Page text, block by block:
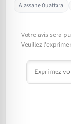
Alassane Ouattara
Votre avis sera
Veuillez
Commentaire